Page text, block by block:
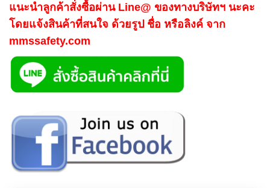
is:
640.00 ฿.
แนะนำลูกค้าสั่งซื้อผ่าน Line@ ของทางบริษัทฯ นะคะ
โดยแจ้งสินค้าที่สนใจ ด้วยรูป ชื่อ หรือลิงค์ จาก
mmssafety.com